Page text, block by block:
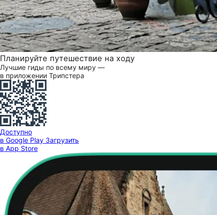
Планируйте путешествие на ходу
Лучшие гиды по всему миру —
в приложении Трипстера
Доступно
в Google Play Загрузить
в App Store